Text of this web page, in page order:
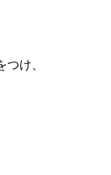
け、